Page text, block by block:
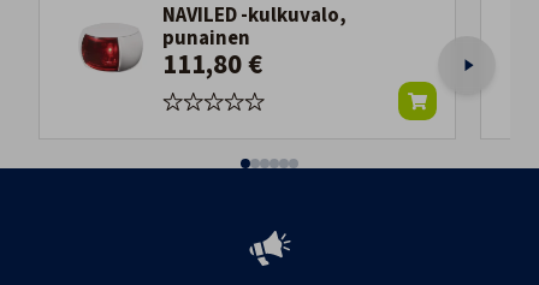
NAVILED -kulkuvalo,
punainen
111,80 €